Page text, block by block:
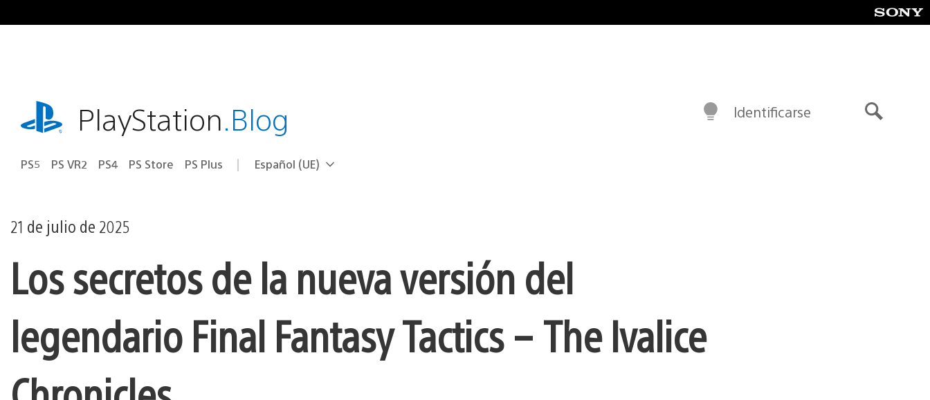
al
playstation.comPlayStation.Blog
PS5 PS VR2 PS4 PS Store PS Plus Selecciona
Región
Español (UE)
Identificarse
21 de julio de 2025
Los secretos de la nueva versión del
legendario Final Fantasy Tactics – The Ivalice